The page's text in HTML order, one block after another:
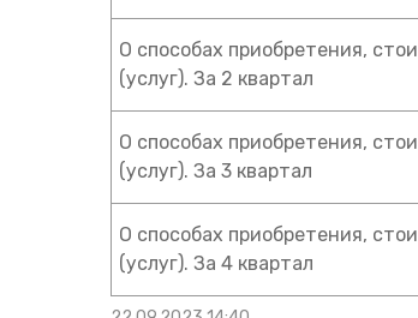
О способах приобретения,
(услуг). За 2 квартал
О способах приобретения,
(услуг). За 3 квартал
О способах приобретения,
(услуг). За 4 квартал